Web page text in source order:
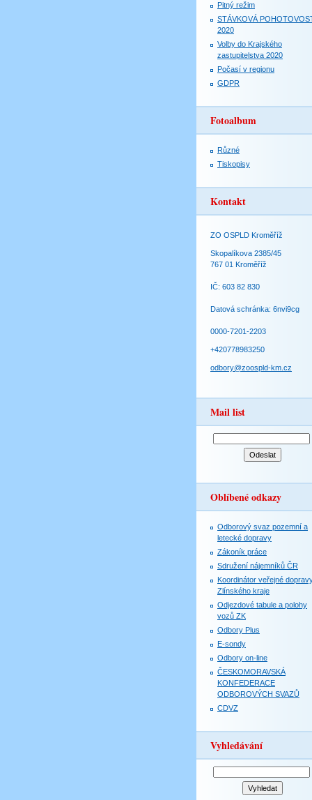
Pitný režim
STÁVKOVÁ
2020
Volby do Krajského
zastupitelstva 2020
Počasí v regionu
GDPR
Fotoalbum
Různé
Tiskopisy
Kontakt
ZO OSPLD Kroměříž
Skopalíkova 2385/45
767 01 Kroměříž
IČ: 603 82 830
Datová schránka: 6nvi9cg
0000-7201-2203
+420778983250
odbory@zoospld-km.cz
Mail list
Oblíbené odkazy
Odborový svaz pozemní a
letecké dopravy
Zákoník práce
Sdružení nájemníků ČR
Koordinátor veřejné
Zlínského kraje
Odjezdové tabule a polohy
vozů ZK
Odbory Plus
E-sondy
Odbory on-line
ČESKOMORAVSKÁ
KONFEDERACE
ODBOROVÝCH SVAZŮ
CDVZ
Vyhledávání